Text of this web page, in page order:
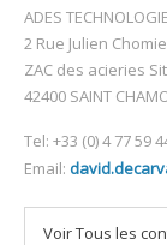
ADES TECHNOLOGIE
2 Rue Julien
ZAC des acieries
42400 SAINT
Tel: +33 (0) 4 77 59
Email:
Voir Tous les